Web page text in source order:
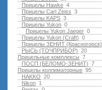
4
Прицелы Hawke
3
Прицелы Carl Zeiss
3
Прицелы KAPS
0
Прицелы Yukon
0
Прицелы Yukon Jaeger
0
Прицелы Yukon (Craft)
Прицелы ЗЕНИТ (Красногорск)
20
РЫСЬ (ТОЧПРИБОР)
7
Прицельные комплексы
7
ПОСП (БЕЛОМО-ЗЕНИТ)
95
Прицелы коллиматорные
20
HAKKO
1
Nikon